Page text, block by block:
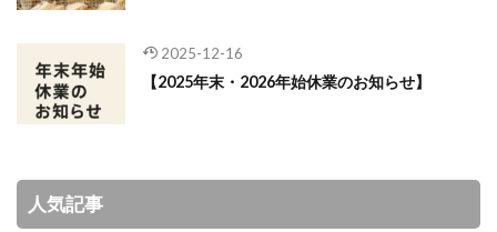
2025-12-16
【2025年末・2026年始休業のお知らせ】
人気記事